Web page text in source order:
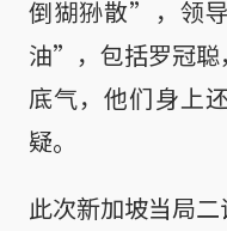
倒猢狲散”，领
油”，包括罗冠聪
底气，他们身上
疑。
此次新加坡当局